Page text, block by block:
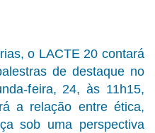
o LACTE 20 contará
de destaque no
feira, 24, às 11h15,
a relação entre ética,
sob uma perspectiva